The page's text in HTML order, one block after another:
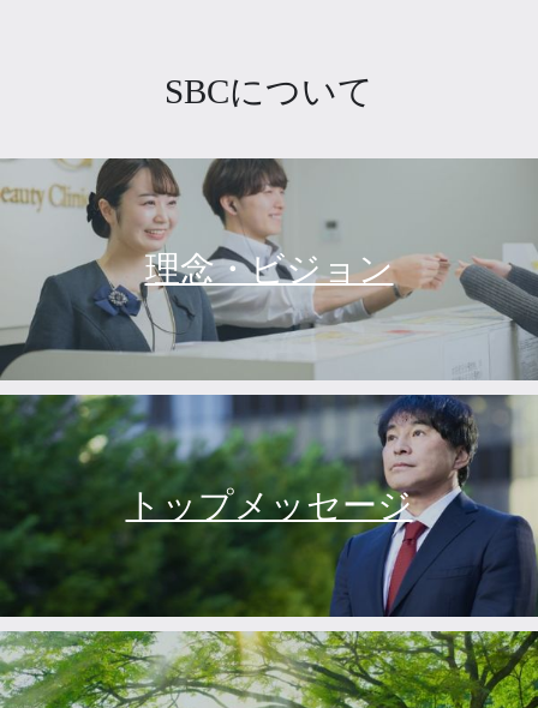
SBCについて
理念・ビジョン
トップメッセージ